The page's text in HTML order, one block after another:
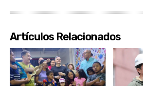
Artículos Relacionados